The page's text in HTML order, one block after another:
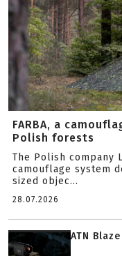
FARBA, a
Polish forests
The Polish company
camouflage system
sized objec...
28.07.2026
ATN